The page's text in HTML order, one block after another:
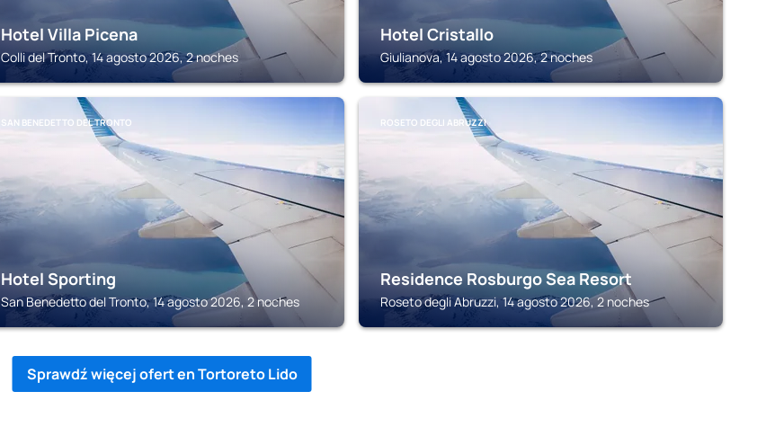
Hotel Villa Picena
Colli del Tronto, 14 agosto 2026, 2 noches
Hotel Cristallo
Giulianova, 14 agosto 2026, 2 noches
SAN BENEDETTO DEL TRONTO
Hotel Sporting
San Benedetto del Tronto, 14 agosto 2026, 2 noches
ROSETO DEGLI ABRUZZI
Residence Rosburgo Sea Resort
Roseto degli Abruzzi, 14 agosto 2026, 2 noches
Sprawdź więcej ofert en Tortoreto Lido